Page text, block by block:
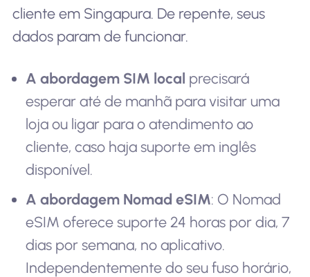
cliente em Singapura. De repente, seus
dados param de funcionar.
A abordagem SIM local precisará
esperar até de manhã para visitar uma
loja ou ligar para o atendimento ao
cliente, caso haja suporte em inglês
disponível.
A abordagem Nomad eSIM: O Nomad
eSIM oferece suporte 24 horas por dia, 7
dias por semana, no aplicativo.
Independentemente do seu fuso horário,